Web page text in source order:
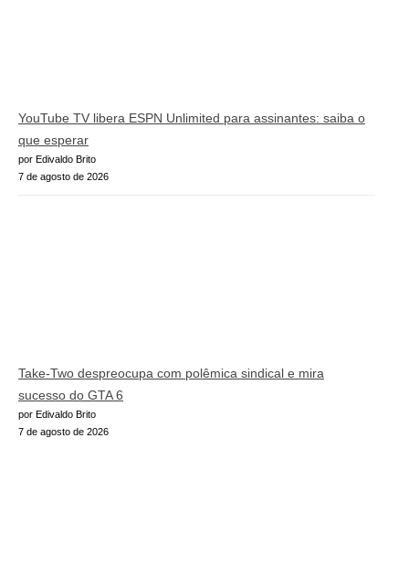
YouTube TV libera ESPN Unlimited para assinantes: saiba o
que esperar
por Edivaldo Brito
7 de agosto de 2026
Take-Two despreocupa com polêmica sindical e mira
sucesso do GTA 6
por Edivaldo Brito
7 de agosto de 2026